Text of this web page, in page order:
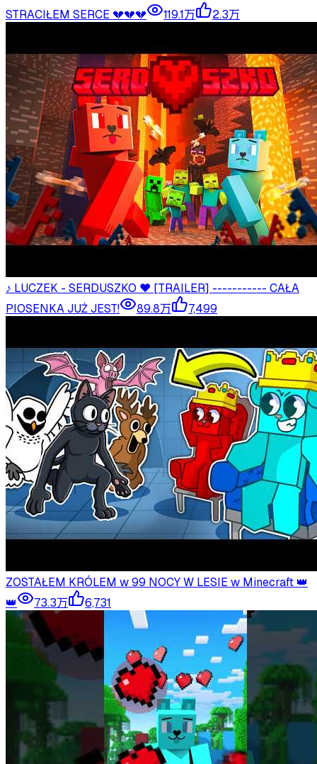
STRACIŁEM SERCE 💔💔💔 119.1万 2.3万
♪ LUCZEK - SERDUSZKO ❤️ [TRAILER] ----------- CAŁA
PIOSENKA JUŻ JEST!
89.8万 7,499
ZOSTAŁEM KRÓLEM w 99 NOCY W LESIE w Minecraft 👑
👑
73.3万 6,731